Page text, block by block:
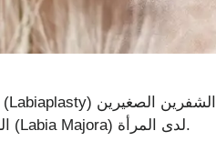
الشفرين الكبيرين (Labia Majora) لدى المرأة.